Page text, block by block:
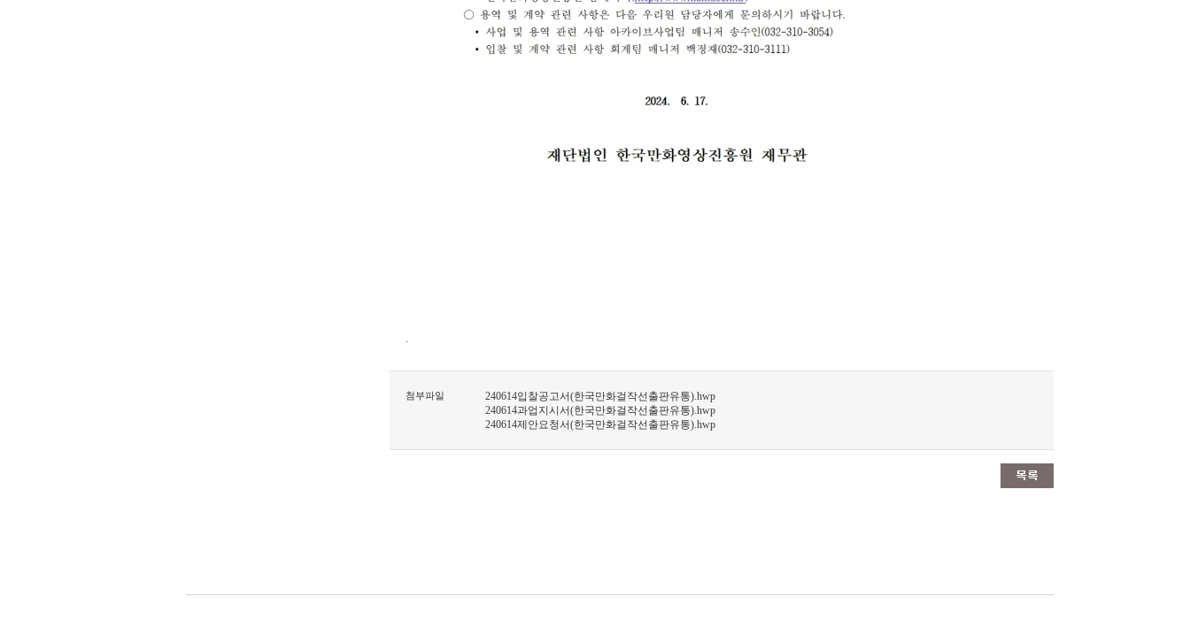
.
첨부파일
240614입찰공고서(한국만화걸작선출판유통).hwp
240614과업지시서(한국만화걸작선출판유통).hwp
240614제안요청서(한국만화걸작선출판유통).hwp